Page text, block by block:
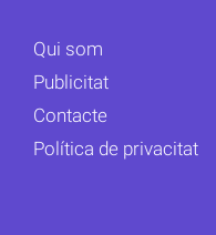
Qui som
Publicitat
Contacte
Política de privacitat